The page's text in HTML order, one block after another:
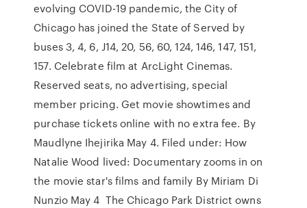
evolving COVID-19 pandemic, the City of
Chicago has joined the State of Served by
buses 3, 4, 6, J14, 20, 56, 60, 124, 146, 147, 151,
157. Celebrate film at ArcLight Cinemas.
Reserved seats, no advertising, special
member pricing. Get movie showtimes and
purchase tickets online with no extra fee. By
Maudlyne Ihejirika May 4. Filed under: How
Natalie Wood lived: Documentary zooms in on
the movie star's films and family By Miriam Di
Nunzio May 4 The Chicago Park District owns